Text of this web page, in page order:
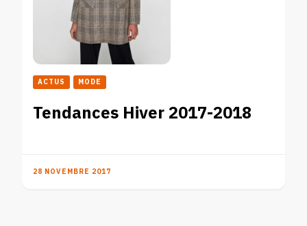
ACTUS MODE
Tendances Hiver 2017-2018
28 NOVEMBRE 2017